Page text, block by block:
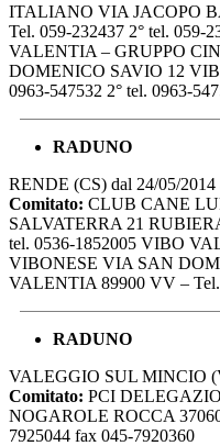
ITALIANO VIA JACOPO
Tel. 059-232437 2° tel. 059-
VALENTIA – GRUPPO
DOMENICO SAVIO 12
0963-547532 2° tel. 0963-
RADUNO
RENDE (CS) dal 24/05/2014
Comitato: CLUB CANE
SALVATERRA 21
tel. 0536-1852005 VIBO
VIBONESE VIA SAN
VALENTIA 89900 VV – Tel.
RADUNO
VALEGGIO SUL MINCIO
Comitato: PCI
NOGAROLE ROCCA
7925044 fax 045-7920360